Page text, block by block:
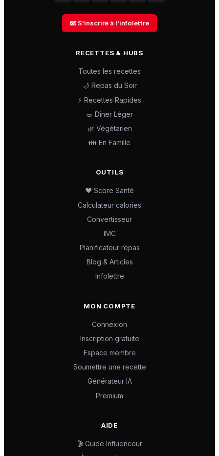
📧 S'inscrire à l'infolettre
RECETTES & HUBS
Toutes les recettes
🌙 Repas du Soir
⚡ Recettes Rapides
🥗 Dîner Léger
🌿 Végétarien
👪 En Famille
OUTILS
❤️ Score Santé
Calculateur calories
Convertisseur
IMC
Planificateur repas
Blog & Articles
Infolettre
MON COMPTE
Connexion
Inscription gratuite
Espace membre
Soumettre une recette
Générateur IA
Premium
AIDE
🎬 Guide Influenceur